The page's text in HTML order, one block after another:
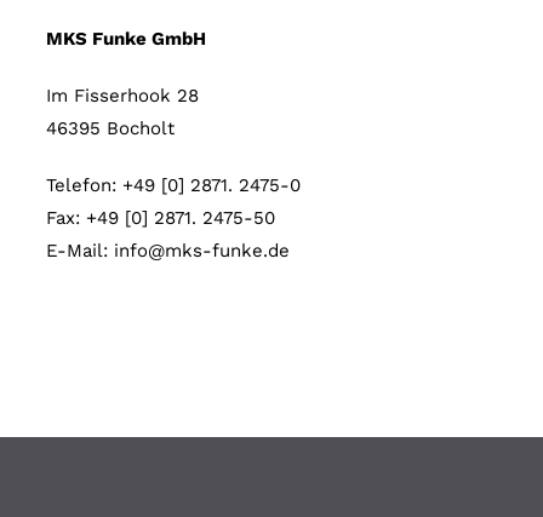
MKS Funke GmbH
Im Fisserhook 28
46395 Bocholt
Telefon: +49 [0] 2871. 2475-0
Fax: +49 [0] 2871. 2475-50
E-Mail: info@mks-funke.de